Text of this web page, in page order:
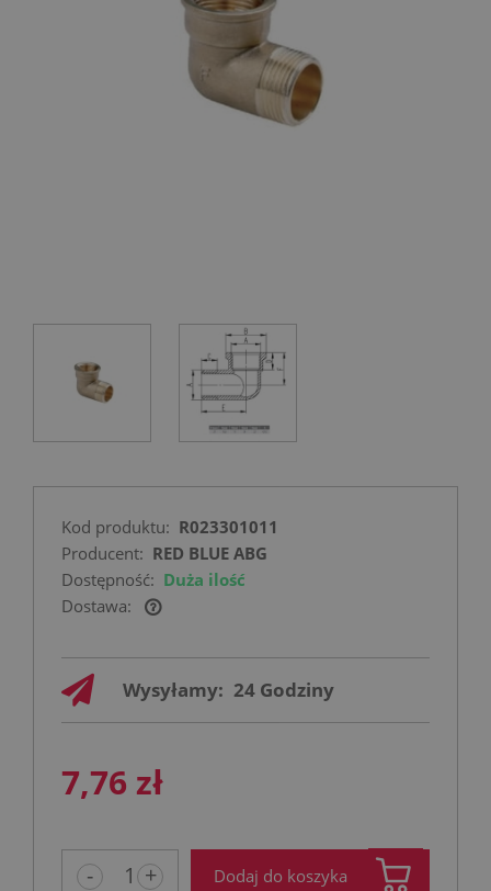
Kod produktu: R023301011
Producent: RED BLUE ABG
Dostępność: Duża ilość
Dostawa:
Cena nie zawiera ewentualnych kosztów
Wysyłamy: 24 Godziny
7,76 zł
- + Dodaj do koszyka